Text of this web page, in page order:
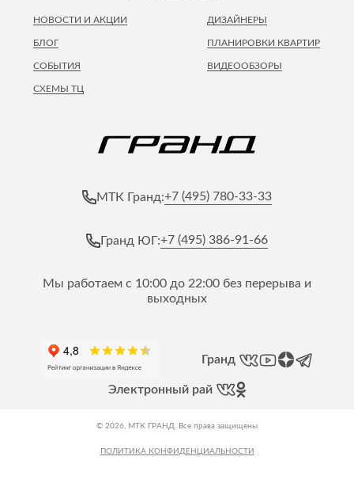
НОВОСТИ И АКЦИИ
ПЛАНИРОВКИ КВАРТИР
ВИДЕООБЗОРЫ
БЛОГ
СОБЫТИЯ
СХЕМЫ ТЦ
ДИЗАЙНЕРЫ
МТК Гранд:+7 (495) 780-33-33
Гранд ЮГ:+7 (495) 386-91-66
Мы работаем с 10:00 до 22:00 без перерыва и
выходных
Гранд
Электронный рай
© 2026, МТК ГРАНД. Все права защищены
ПОЛИТИКА КОНФИДЕНЦИАЛЬНОСТИ